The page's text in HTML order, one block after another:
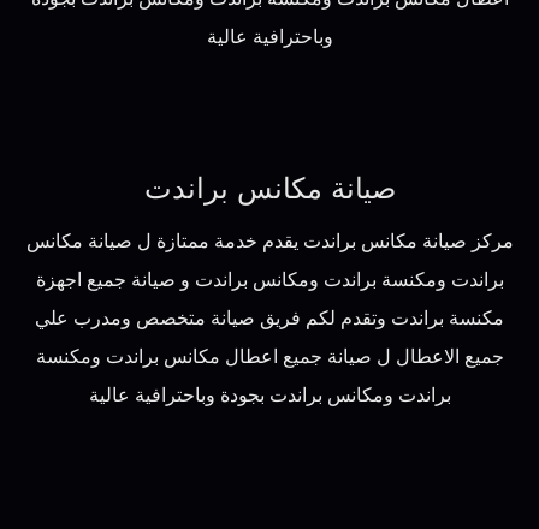
وباحترافية عالية
صيانة مكانس براندت
مركز صيانة مكانس براندت يقدم خدمة ممتازة ل صيانة مكانس
براندت ومكنسة براندت ومكانس براندت و صيانة جميع اجهزة
مكنسة براندت وتقدم لكم فريق صيانة متخصص ومدرب علي
جميع الاعطال ل صيانة جميع اعطال مكانس براندت ومكنسة
براندت ومكانس براندت بجودة وباحترافية عالية